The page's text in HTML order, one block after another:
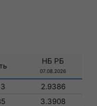
НБ РБ
07.08.2026
2.9386
3.3908